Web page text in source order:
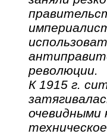
революции.
К 1915 г.
очевидными